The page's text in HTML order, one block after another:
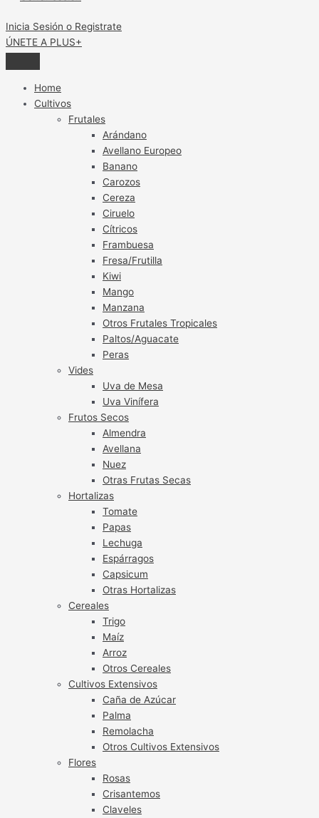
Inicia Sesión o Registrate
ÚNETE A PLUS+
Home
Cultivos
Frutales
Arándano
Avellano Europeo
Banano
Carozos
Cereza
Ciruelo
Cítricos
Frambuesa
Fresa/Frutilla
Kiwi
Mango
Manzana
Otros Frutales Tropicales
Paltos/Aguacate
Peras
Vides
Uva de Mesa
Uva Vinífera
Frutos Secos
Almendra
Avellana
Nuez
Otras Frutas Secas
Hortalizas
Tomate
Papas
Lechuga
Espárragos
Capsicum
Otras Hortalizas
Cereales
Trigo
Maíz
Arroz
Otros Cereales
Cultivos Extensivos
Caña de Azúcar
Palma
Remolacha
Otros Cultivos Extensivos
Flores
Rosas
Crisantemos
Claveles